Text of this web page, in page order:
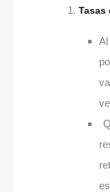
Tasas